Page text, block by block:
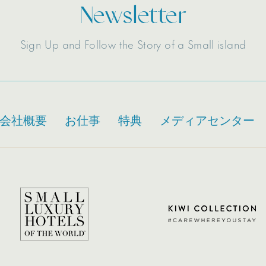
Newsletter
Sign Up and Follow the Story of a Small island
会社概要 お仕事 特典 メディアセンター